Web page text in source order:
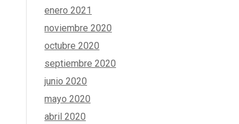
enero 2021
noviembre 2020
octubre 2020
septiembre 2020
junio 2020
mayo 2020
abril 2020